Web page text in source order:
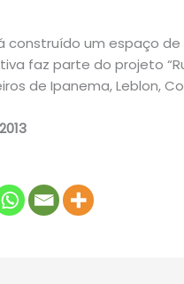
construído um espaço
faz parte do projeto
de Ipanema, Leblon,